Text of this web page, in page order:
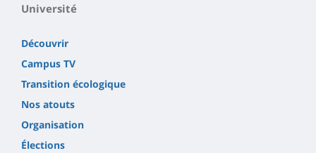
Université
Découvrir
Campus TV
Transition écologique
Nos atouts
Organisation
Élections